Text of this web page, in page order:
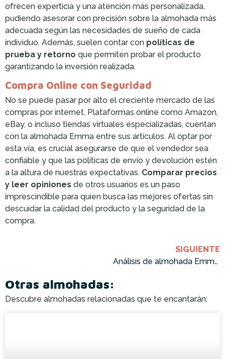
ofrecen experticia y una atención más personalizada,
pudiendo asesorar con precisión sobre la almohada más
adecuada según las necesidades de sueño de cada
individuo. Además, suelen contar con políticas de
prueba y retorno que permiten probar el producto
garantizando la inversión realizada.
Compra Online con Seguridad
No se puede pasar por alto el creciente mercado de las
compras por internet. Plataformas online como Amazon,
eBay, o incluso tiendas virtuales especializadas, cuentan
con la almohada Emma entre sus artículos. Al optar por
esta vía, es crucial asegurarse de que el vendedor sea
confiable y que las políticas de envío y devolución estén
a la altura de nuestras expectativas. Comparar precios
y leer opiniones de otros usuarios es un paso
imprescindible para quien busca las mejores ofertas sin
descuidar la calidad del producto y la seguridad de la
compra.
SIGUIENTE
Análisis de almohada Emma Premium: ¡Cómprala ahora!
Otras almohadas:
Descubre almohadas relacionadas que te encantarán: